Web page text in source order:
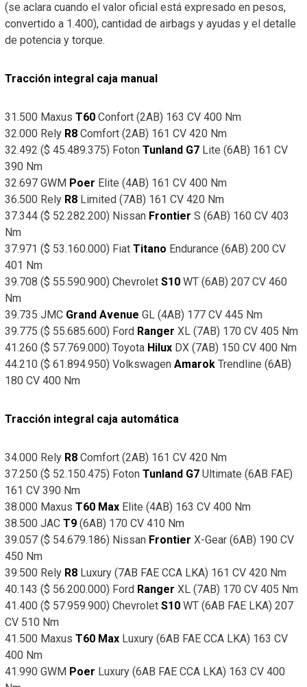
(se aclara cuando el valor oficial está expresado en pesos,
convertido a 1.400), cantidad de airbags y ayudas y el detalle
de potencia y torque.
Tracción integral caja manual
31.500 Maxus T60Confort (2AB) 163 CV 400 Nm
32.000 Rely R8Comfort (2AB) 161 CV 420 Nm
32.492 ($ 45.489.375) Foton Tunland G7Lite (6AB) 161 CV
390 Nm
32.697 GWM Poer Elite (4AB) 161 CV 400 Nm
36.500 Rely R8Limited (7AB) 161 CV 420 Nm
37.344 ($ 52.282.200) Nissan Frontier S (6AB) 160 CV 403
Nm
37.971 ($ 53.160.000) Fiat Titano Endurance (6AB) 200 CV
401 Nm
39.708 ($ 55.590.900) Chevrolet S10WT (6AB) 207 CV 460
Nm
39.735 JMC Grand Avenue GL (4AB) 177 CV 445 Nm
39.775 ($ 55.685.600) Ford Ranger XL (7AB) 170 CV 405 Nm
41.260 ($ 57.769.000) Toyota HiluxDX (7AB) 150 CV 400 Nm
44.210 ($ 61.894.950) Volkswagen AmarokTrendline (6AB)
180 CV 400 Nm
Tracción integral caja automática
34.000 Rely R8Comfort (2AB) 161 CV 420 Nm
37.250 ($ 52.150.475) Foton Tunland G7Ultimate (6AB FAE)
161 CV 390 Nm
38.000 Maxus T60 MaxElite (4AB) 163 CV 400 Nm
38.500 JAC T9(6AB) 170 CV 410 Nm
39.057 ($ 54.679.186) Nissan Frontier X-Gear (6AB) 190 CV
450 Nm
39.500 Rely R8Luxury (7AB FAE CCA LKA) 161 CV 420 Nm
40.143 ($ 56.200.000) Ford Ranger XL (7AB) 170 CV 405 Nm
41.400 ($ 57.959.900) Chevrolet S10WT (6AB FAE LKA) 207
CV 510 Nm
41.500 Maxus T60 MaxLuxury (6AB FAE CCA LKA) 163 CV
400 Nm
41.990 GWM Poer Luxury (6AB FAE CCA LKA) 163 CV 400